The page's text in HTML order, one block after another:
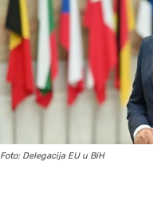
Foto: Delegacija EU u BiH